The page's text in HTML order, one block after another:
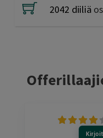
2042 diiliä